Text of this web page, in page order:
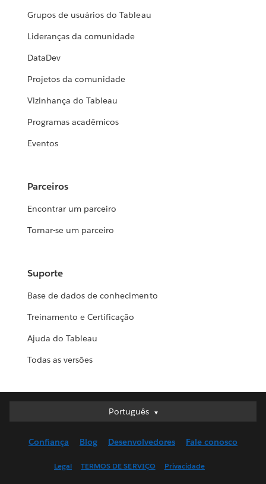
Grupos de usuários do Tableau
Lideranças da comunidade
DataDev
Projetos da comunidade
Vizinhança do Tableau
Programas acadêmicos
Eventos
Parceiros
Encontrar um parceiro
Tornar-se um parceiro
Suporte
Base de dados de conhecimento
Treinamento e Certificação
Ajuda do Tableau
Todas as versões
Português
Português
English (UK)
Confiança Blog Desenvolvedores Fale conosco
Legal TERMOS DE SERVIÇO Privacidade